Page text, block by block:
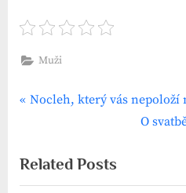
Muži
Navigace
příspěvek
P
v
i
Nocleh, který vás nepoloží
N
t
O
Related Posts